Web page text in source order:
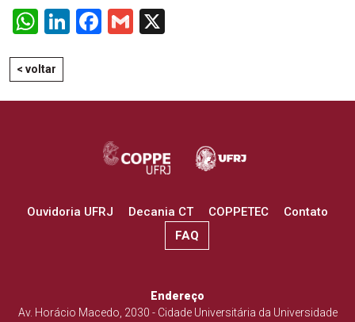
WhatsApp
LinkedIn
Facebook
Gmail
< voltar
Ouvidoria UFRJ Decania CT COPPETEC
Contato
FAQ
Endereço
Av. Horácio Macedo, 2030 - Cidade Universitária da Universidade